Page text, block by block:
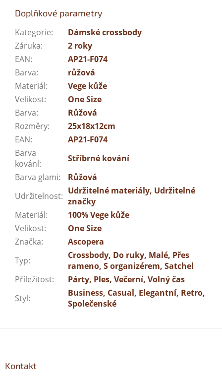
Doplňkové parametry
Kategorie:
Dámské crossbody
Záruka:
2 roky
EAN:
AP21-F074
Barva:
růžová
Materiál:
Vege kůže
Velikost:
One Size
Barva:
Růžová
Rozměry:
25x18x12cm
EAN:
AP21-F074
Barva
kování:
Stříbrné kování
Barva glami:
Růžová
Udržitelnost: Udržitelné materiály, Udržitelné
značky
Materiál:
100% Vege kůže
Velikost:
One Size
Značka:
Ascopera
Typ:
Crossbody, Do ruky, Malé, Přes
rameno, S organizérem, Satchel
Příležitost:
Párty, Ples, Večerní, Volný čas
Styl:
Business, Casual, Elegantní, Retro,
Společenské
Kontakt